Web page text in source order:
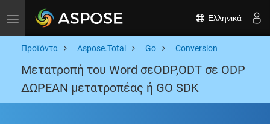
Toggle navigation Ελληνικά
Προϊόντα Aspose.Total Go Conversion
Μετατροπή του Word σεODP,ODT σε ODP
ΔΩΡΕΑΝ μετατροπέας ή GO SDK